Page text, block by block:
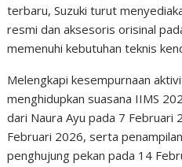
terbaru, Suzuki turut
resmi dan aksesoris orisinal
memenuhi kebutuhan teknis
Melengkapi kesempurnaan
menghidupkan suasana IIMS
dari Naura Ayu pada 7 Februari
Februari 2026, serta
penghujung pekan pada 14